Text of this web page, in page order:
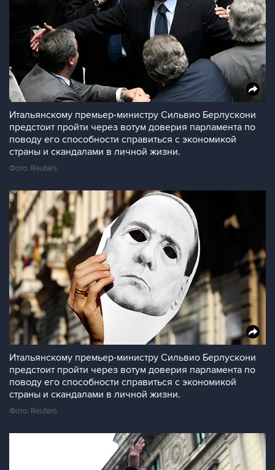
Итальянскому премьер-министру Сильвио Берлускони
предстоит пройти через вотум доверия парламента по
поводу его способности справиться с экономикой
страны и скандалами в личной жизни.
Фото: Reuters
Итальянскому премьер-министру Сильвио Берлускони
предстоит пройти через вотум доверия парламента по
поводу его способности справиться с экономикой
страны и скандалами в личной жизни.
Фото: Reuters